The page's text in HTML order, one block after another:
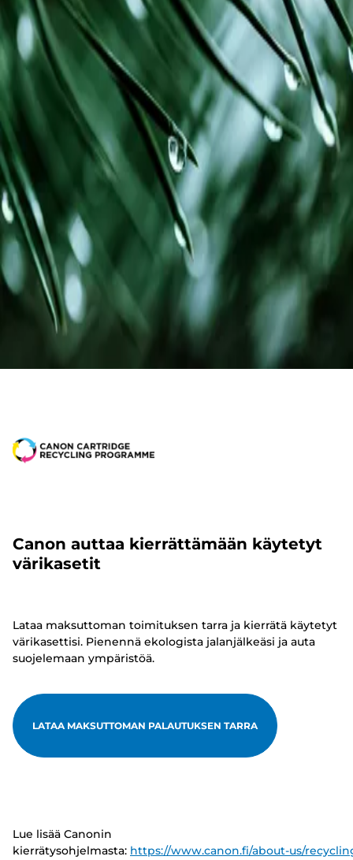
Canon auttaa kierrättämään käytetyt
värikasetit
Lataa maksuttoman toimituksen tarra ja kierrätä käytetyt
värikasettisi. Pienennä ekologista jalanjälkeäsi ja auta
suojelemaan ympäristöä.
LATAA MAKSUTTOMAN PALAUTUKSEN TARRA
Lue lisää Canonin
kierrätysohjelmasta: https://www.canon.fi/about-us/